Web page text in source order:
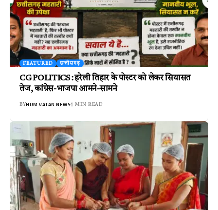
FEATURED छत्तीसगढ़
CG POLITICS : हरेली तिहार के पोस्टर को लेकर सियासत
तेज, कांग्रेस-भाजपा आमने-सामने
BYHUM VATAN NEWS4 MIN READ